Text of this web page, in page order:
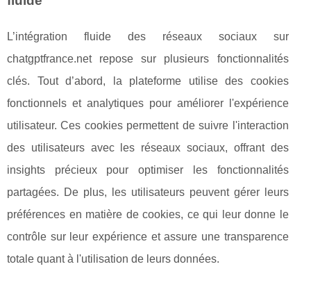
L’intégration fluide des réseaux sociaux sur
chatgptfrance.net repose sur plusieurs fonctionnalités
clés. Tout d’abord, la plateforme utilise des cookies
fonctionnels et analytiques pour améliorer l'expérience
utilisateur. Ces cookies permettent de suivre l'interaction
des utilisateurs avec les réseaux sociaux, offrant des
insights précieux pour optimiser les fonctionnalités
partagées. De plus, les utilisateurs peuvent gérer leurs
préférences en matière de cookies, ce qui leur donne le
contrôle sur leur expérience et assure une transparence
totale quant à l'utilisation de leurs données.